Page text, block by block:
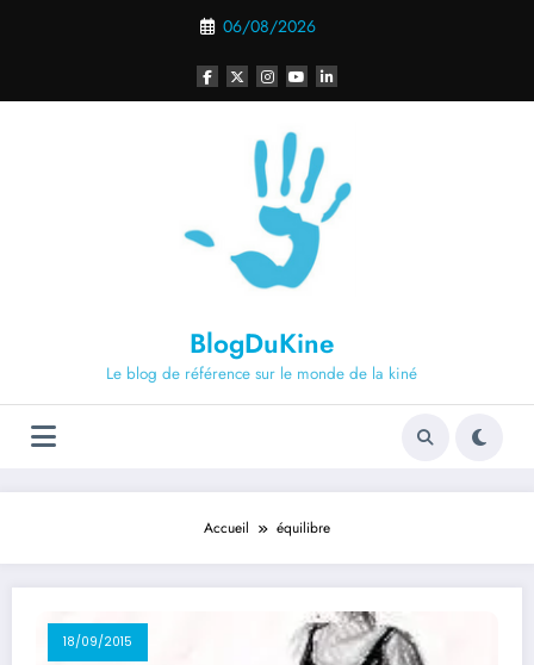
06/08/2026
BlogDuKine
Le blog de référence sur le monde de la kiné
Accueil équilibre
18/09/2015